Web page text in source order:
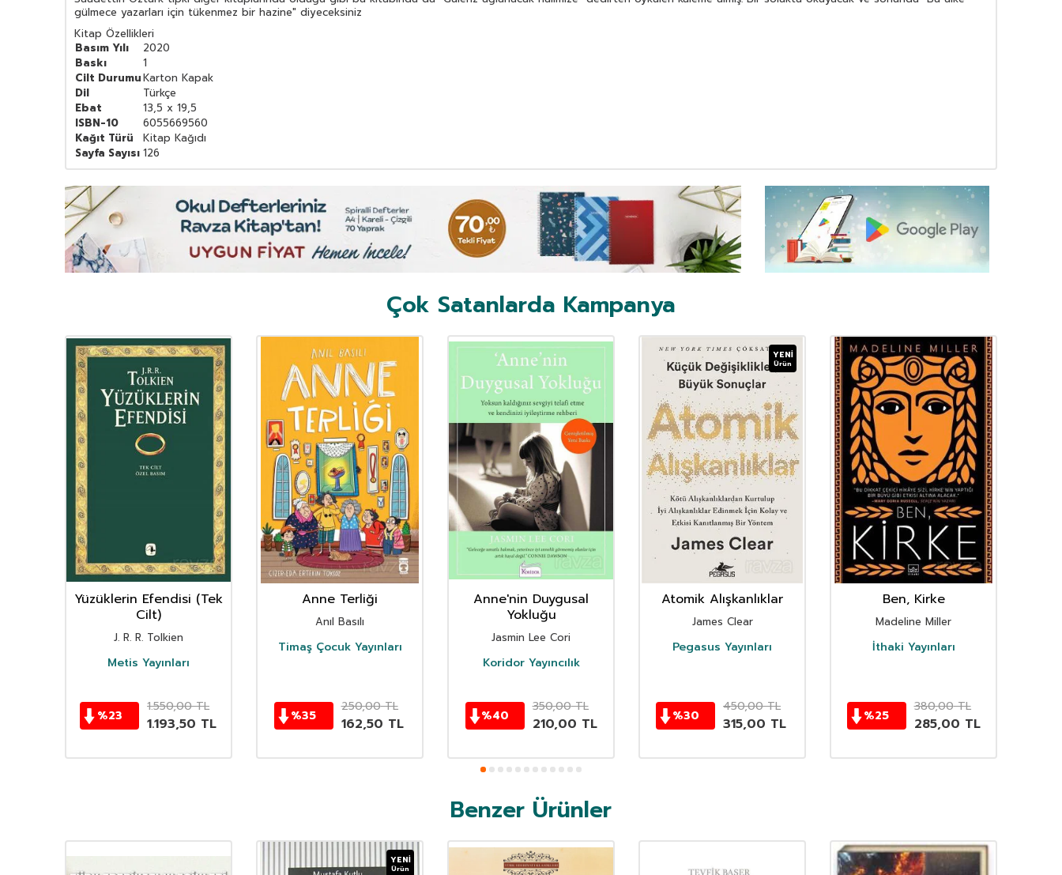
gülmece yazarları için tükenmez bir hazine" diyeceksiniz
Kitap Özellikleri
Basım Yılı
2020
Baskı
1
Cilt DurumuKarton Kapak
Dil
Türkçe
Ebat
13,5 x 19,5
ISBN-10
6055669560
Kağıt Türü
Kitap Kağıdı
Sayfa Sayısı 126
Çok Satanlarda Kampanya
Yüzüklerin Efendisi (Tek
Cilt)
J. R. R. Tolkien
Metis Yayınları
%23
1.550,00TL
1.193,50 TL
Anne Terliği
Anıl Basılı
Timaş Çocuk Yayınları
%35
250,00TL
162,50 TL
Anne'nin Duygusal
Yokluğu
Jasmin Lee Cori
Koridor Yayıncılık
%40
350,00TL
210,00 TL
YENI
Ürün
Atomik Alışkanlıklar
James Clear
Pegasus Yayınları
%30
450,00TL
315,00 TL
Ben, Kirke
Madeline Miller
İthaki Yayınları
%25
380,00TL
285,00 TL
Benzer Ürünler
YENI
Ürün